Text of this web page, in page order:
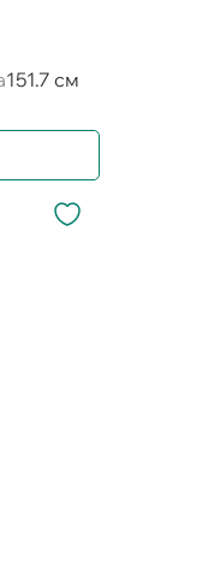
151.7 см